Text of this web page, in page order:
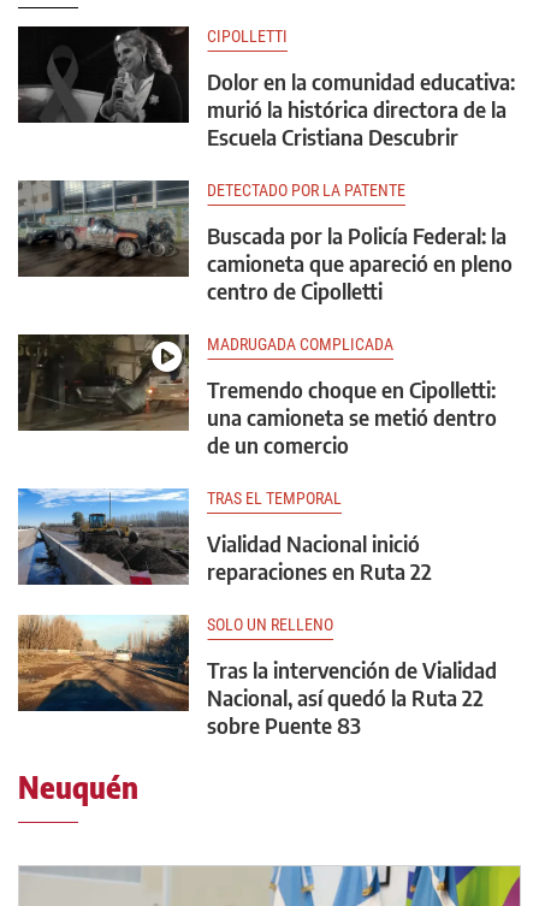
CIPOLLETTI
Dolor en la comunidad educativa:
murió la histórica directora de la
Escuela Cristiana Descubrir
DETECTADO POR LA PATENTE
Buscada por la Policía Federal: la
camioneta que apareció en pleno
centro de Cipolletti
MADRUGADA COMPLICADA
Tremendo choque en Cipolletti:
una camioneta se metió dentro
de un comercio
TRAS EL TEMPORAL
Vialidad Nacional inició
reparaciones en Ruta 22
SOLO UN RELLENO
Tras la intervención de Vialidad
Nacional, así quedó la Ruta 22
sobre Puente 83
Neuquén